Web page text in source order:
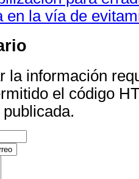
en la vía de
la información
el código